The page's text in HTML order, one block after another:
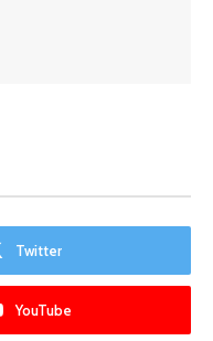
Twitter
YouTube